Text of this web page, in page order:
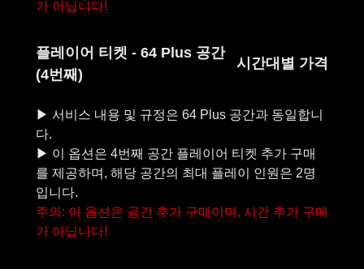
가 아닙니다!
플레이어 티켓 - 64 Plus 공간
(4번째)
시간대별 가격
▶︎ 서비스 내용 및 규정은 64 Plus 공간과 동일합니
다.
▶︎ 이 옵션은 4번째 공간 플레이어 티켓 추가 구매
를 제공하며, 해당 공간의 최대 플레이 인원은 2명
주의: 이 옵션은 공간 추가 구매이며, 시간 추가 구매
가 아닙니다!